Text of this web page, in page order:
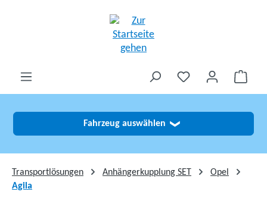
Fahrzeug auswählen ❯
Transportlösungen Anhängerkupplung SET
Opel
Agila